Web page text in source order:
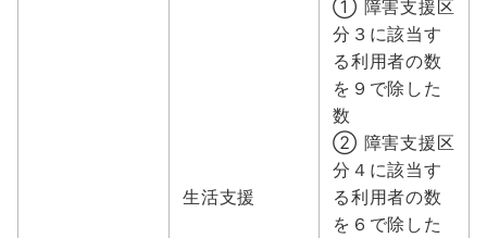
生活支援
① 障害支援区
分３に該当す
る利用者の数
を９で除した
数
② 障害支援区
分４に該当す
る利用者の数
を６で除した